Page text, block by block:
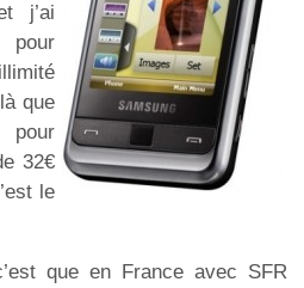
j’ai
pour
que
pour
32€
le
que en France avec SFR